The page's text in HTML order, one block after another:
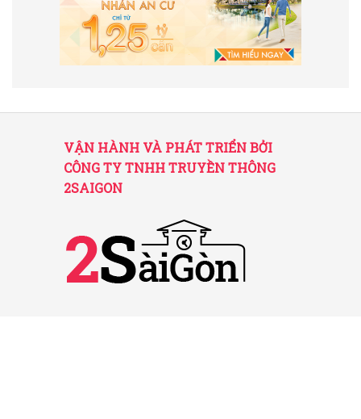
VẬN HÀNH VÀ PHÁT TRIỂN BỞI
CÔNG TY TNHH TRUYỀN THÔNG
2SAIGON